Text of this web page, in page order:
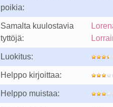
poikia:
Samalta kuulostavia
tyttöjä:
Luokitus:
Helppo kirjoittaa:
Helppo muistaa: